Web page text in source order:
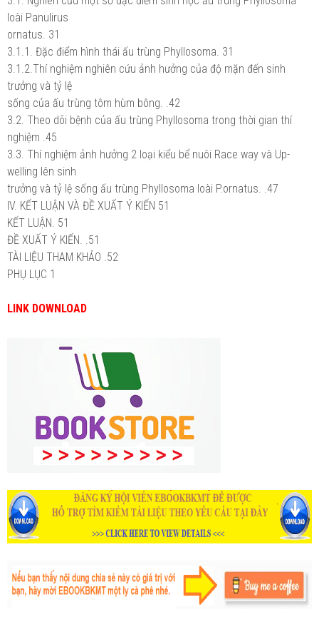
loài Panulirus
ornatus. 31
3.1.1. Đặc điểm hình thái ấu trùng Phyllosoma. 31
3.1.2.Thí nghiệm nghiên cứu ảnh hưởng của độ mặn đến sinh
trưởng và tỷ lệ
sống của ấu trùng tôm hùm bông. .42
3.2. Theo dõi bệnh của ấu trùng Phyllosoma trong thời gian thí
nghiệm .45
3.3. Thí nghiệm ảnh hưởng 2 loại kiểu bể nuôi Race way và Up-
welling lên sinh
trưởng và tỷ lệ sống ấu trùng Phyllosoma loài P.ornatus. .47
IV. KẾT LUẬN VÀ ĐỀ XUẤT Ý KIẾN 51
KẾT LUẬN. 51
ĐỀ XUẤT Ý KIẾN. .51
TÀI LIỆU THAM KHẢO .52
PHỤ LỤC 1
LINK DOWNLOAD